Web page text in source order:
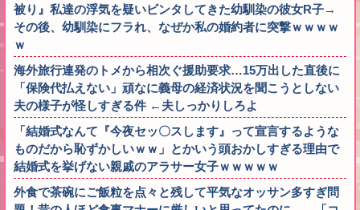
被り』私達の浮気を疑いビンタしてきた幼馴染の彼女R子→
その後、幼馴染にフラれ、なぜか私の婚約者に突撃ｗｗｗｗ
ｗ
海外旅行連発のトメから相次ぐ援助要求…15万出した直後に
「保険代払えない」頑なに義母の経済状況を聞こうとしない
夫の様子が怪しすぎる件 ←夫しっかりしろよ
「結婚式なんて『今夜セッ〇スします』って宣言するような
ものだから恥ずかしいｗｗ」とかいう頭おかしすぎる理由で
結婚式を挙げない親戚のアラサー女子ｗｗｗｗｗ
外食で茶碗にご飯粒を点々と残して平気なオッサン多すぎ問